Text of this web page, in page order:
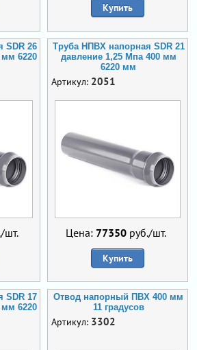
Купить
SDR 26
мм 6220
шт.
Труба НПВХ напорная SDR 21
давление 1,25 Мпа 400 мм
6220 мм
Артикул: 2051
Цена: 77350 руб./шт.
Купить
SDR 17
мм 6220
Отвод напорный ПВХ 400 мм
11 градусов
Артикул: 3302